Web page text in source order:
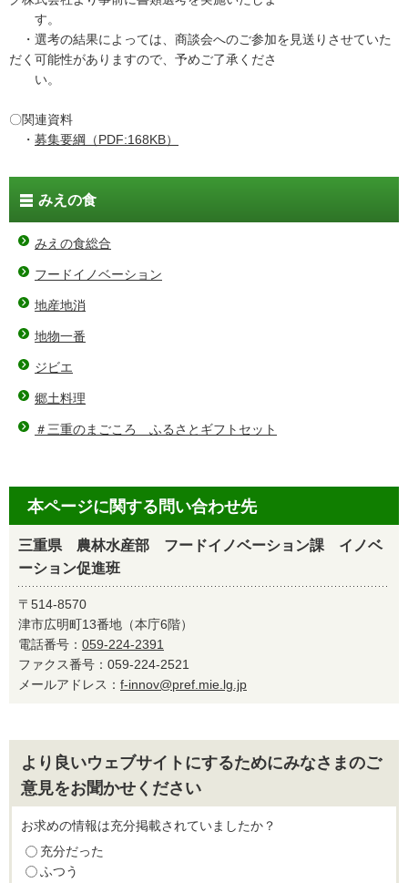
す。
・選考の結果によっては、商談会へのご参加を見送りさせていた
だく可能性がありますので、予めご了承くださ
い。
〇関連資料
・ 募集要綱（PDF:168KB）
みえの食
みえの食総合
フードイノベーション
地産地消
地物一番
ジビエ
郷土料理
＃三重のまごころ ふるさとギフトセット
本ページに関する問い合わせ先
三重県 農林水産部 フードイノベーション課 イノベ
ーション促進班
〒514-8570
津市広明町13番地（本庁6階）
電話番号： 059-224-2391
ファクス番号：059-224-2521
メールアドレス： f-innov@pref.mie.lg.jp
より良いウェブサイトにするためにみなさまのご
意見をお聞かせください
お求めの情報は充分掲載されていましたか？
充分だった
ふつう